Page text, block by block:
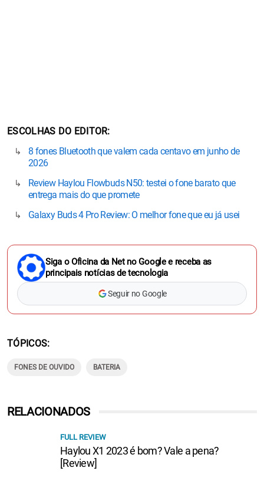
ESCOLHAS DO EDITOR
8 fones Bluetooth que valem cada centavo em junho de
2026
Review Haylou Flowbuds N50: testei o fone barato que
entrega mais do que promete
Galaxy Buds 4 Pro Review: O melhor fone que eu já usei
Siga o Oficina da Net no Google e receba as
principais notícias de tecnologia
Seguir no Google
TÓPICOS
FONES DE OUVIDO BATERIA
RELACIONADOS
FULL REVIEW
Haylou X1 2023 é bom? Vale a pena?
[Review]